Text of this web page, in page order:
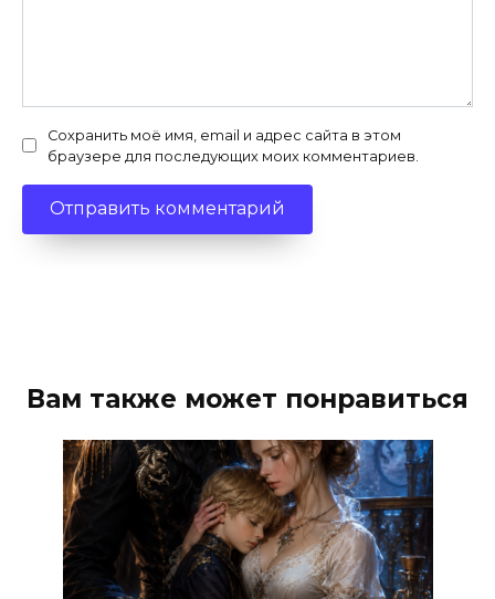
Сохранить моё имя, email и адрес сайта в этом
браузере для последующих моих комментариев.
Вам также может понравиться